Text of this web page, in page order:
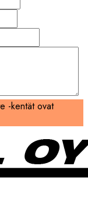
-kentät ovat